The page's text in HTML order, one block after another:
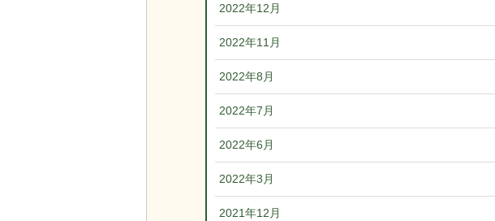
2022年12月
2022年11月
2022年8月
2022年7月
2022年6月
2022年3月
2021年12月